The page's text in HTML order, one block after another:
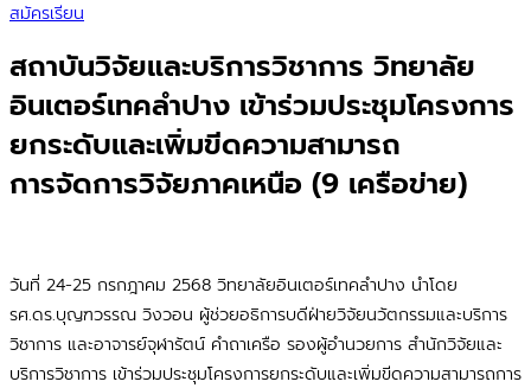
สมัครเรียน
สถาบันวิจัยและบริการวิชาการ วิทยาลัย
อินเตอร์เทคลำปาง เข้าร่วมประชุมโครงการ
ยกระดับและเพิ่มขีดความสามารถ
การจัดการวิจัยภาคเหนือ (9 เครือข่าย)
วันที่ 24-25 กรกฎาคม 2568 วิทยาลัยอินเตอร์เทคลำปาง นำโดย
รศ.ดร.บุญฑวรรณ วิงวอน ผู้ช่วยอธิการบดีฝ่ายวิจัยนวัตกรรมและบริการ
วิชาการ และอาจารย์จุฬารัตน์ คำถาเครือ รองผู้อำนวยการ สำนักวิจัยและ
บริการวิชาการ เข้าร่วมประชุมโครงการยกระดับและเพิ่มขีดความสามารถการ